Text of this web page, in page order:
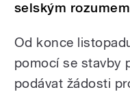
selským
Od konce
pomocí se stavby
podávat žádosti